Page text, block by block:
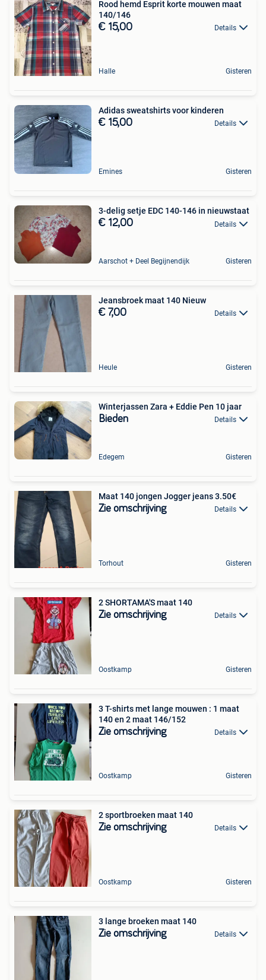
Rood hemd Esprit korte mouwen maat
140/146
€ 15,00 Details
Halle Gisteren
Adidas sweatshirts voor kinderen
€ 15,00 Details
Emines Gisteren
3-delig setje EDC 140-146 in nieuwstaat
€ 12,00 Details
Aarschot + Deel Begijnendijk Gisteren
Jeansbroek maat 140 Nieuw
€ 7,00 Details
Heule Gisteren
Winterjassen Zara + Eddie Pen 10 jaar
Bieden Details
Edegem Gisteren
Maat 140 jongen Jogger jeans 3.50€
Zie omschrijving Details
Torhout Gisteren
2 SHORTAMA'S maat 140
Zie omschrijving Details
Oostkamp Gisteren
3 T-shirts met lange mouwen : 1 maat
140 en 2 maat 146/152
Zie omschrijving Details
Oostkamp Gisteren
2 sportbroeken maat 140
Zie omschrijving Details
Oostkamp Gisteren
3 lange broeken maat 140
Zie omschrijving Details